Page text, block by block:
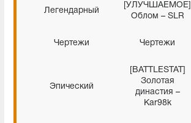
Легендарный
[УЛУЧШАЕМОЕ]
Облом – SLR
Чертежи Чертежи
Эпический
[BATTLESTAT]
Золотая
династия –
Kar98k